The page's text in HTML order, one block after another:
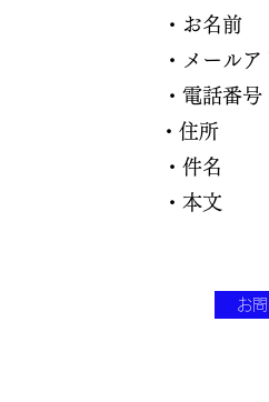
前
アドレ
番号
所
名
文
お